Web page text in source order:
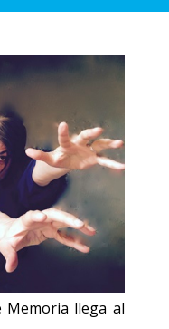
Memoria llega al